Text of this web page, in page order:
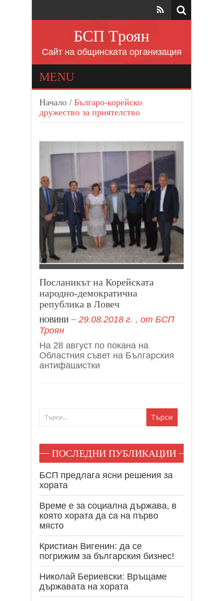
БСП Троян
Сайт на общинската организация
MENU
Начало / Българо-корейско
дружество за приятелство
Посланикът на Корейската
народно-демократична
република в Ловеч
НОВИНИ 29.08.2018 г. , от БСП
Троян
На 28 август по покана на
Областния съвет на Българския
антифашистки
ПОСЛЕДНИ ПУБЛИКАЦИИ
БСП предлага ясни решения за
хората
Време е за социална държава, в
която хората да са на първо
място
Кристиан Вигенин: да се
погрижим за българския бизнес!
Николай Бериевски: Връщаме
държавата на хората